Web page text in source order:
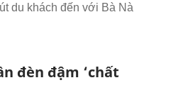
du khách đến với Bà Nà
đèn đậm ‘chất